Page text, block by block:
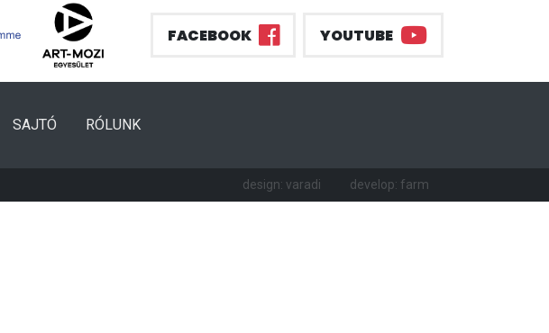
FACEBOOK YOUTUBE
SAJTÓ RÓLUNK
design: varadi develop: farm